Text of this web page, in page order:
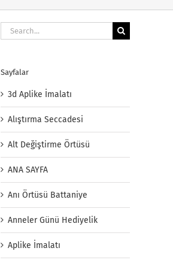
Search
for:
Sayfalar
3d Aplike İmalatı
Alıştırma Seccadesi
Alt Değiştirme Örtüsü
ANA SAYFA
Anı Örtüsü Battaniye
Anneler Günü Hediyelik
Aplike İmalatı